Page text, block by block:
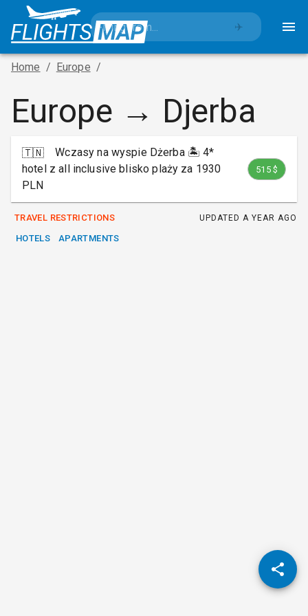
✈️
Home / Europe /
Europe → Djerba
🇹🇳
Wczasy na wyspie Dżerba 🏝️ 4*
hotel z all inclusive blisko plaży za 1930
PLN
515 $
TRAVEL RESTRICTIONS
HOTELS
APARTMENTS
UPDATED A YEAR AGO